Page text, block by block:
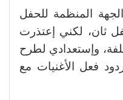
المنظمة للحفل
ثان، لكني إعتذرت
وإستعدادي لطرح
ردود فعل الأغنيات مع